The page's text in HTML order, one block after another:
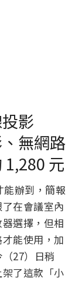
影
無網路
元
辦到，簡報
在會議室內
選擇，但相
能使用，加
27）日稍
了這款「小